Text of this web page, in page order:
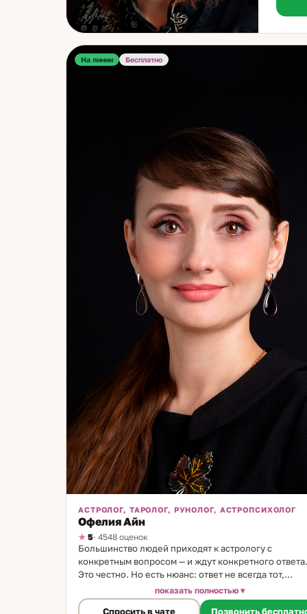
людей
На линии Бесплатно
АСТРОЛОГ, ТАРОЛОГ, РУНОЛОГ, АСТРОПСИХОЛОГ
Офелия Айн
5· 4548 оценок
Большинство людей приходят к астрологу с
конкретным вопросом — и ждут конкретного ответа.
Это честно. Но есть нюанс: ответ не всегда тот,
который хотелось услышать. Я работаю именно так —
говорю то, что вижу, а не то, что ожидается. Я
показать полностью
Спросить в чате Позвонить